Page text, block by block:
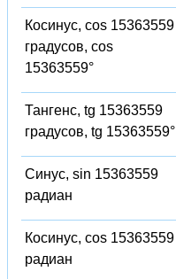
Косинус, cos 15363559
градусов, cos
15363559°
Тангенс, tg 15363559
градусов, tg 15363559°
Синус, sin 15363559
радиан
Косинус, cos 15363559
радиан